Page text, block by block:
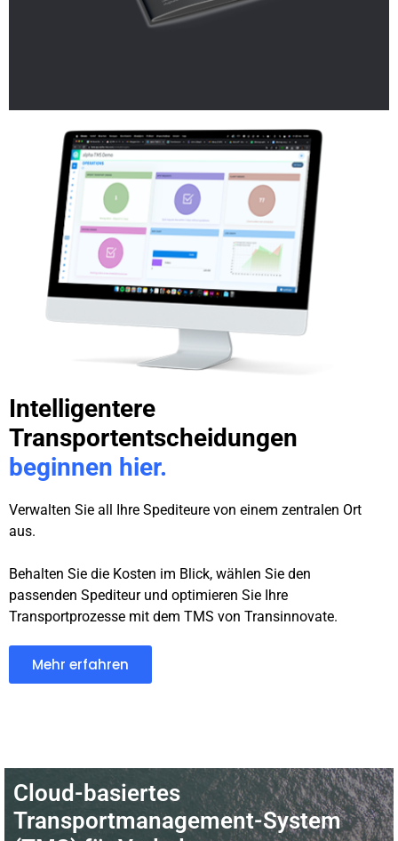
Intelligentere
Transportentscheidungen
beginnen hier.
Verwalten Sie all Ihre Spediteure von einem zentralen Ort
aus.
Behalten Sie die Kosten im Blick, wählen Sie den
passenden Spediteur und optimieren Sie Ihre
Transportprozesse mit dem TMS von Transinnovate.
Mehr erfahren
Cloud-basiertes
Transportmanagement-System